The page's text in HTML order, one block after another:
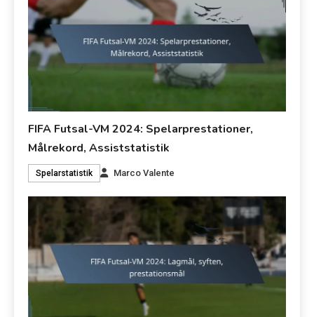
FIFA Futsal-VM 2024: Spelarprestationer,
Målrekord, Assiststatistik
Spelarstatistik Marco Valente